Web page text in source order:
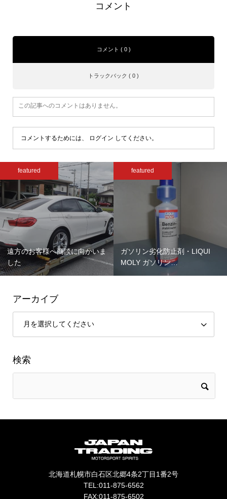
コメント
コメント ( 0 )
トラックバック ( 0 )
この記事へのコメントはありません。
コメントするためには、 ログイン してください。
featured
遠方のお客様へ商談に向かいま
した
featured
ガソリン劣化防止剤・LIQUI
MOLY ガソリン…
アーカイブ
検索
北海道札幌市白石区北郷4条2丁目1番2号
TEL:011-875-6562
FAX:011-875-6502